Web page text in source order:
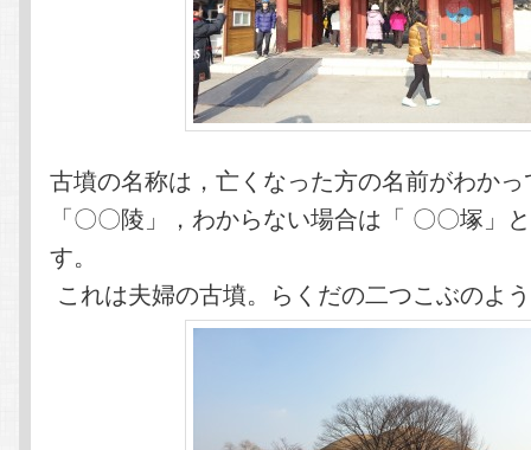
古墳の名称は，亡くなった方の名前がわか
「〇〇陵」，わからない場合は「 〇〇塚」
す。
これは夫婦の古墳。らくだの二つこぶのよ